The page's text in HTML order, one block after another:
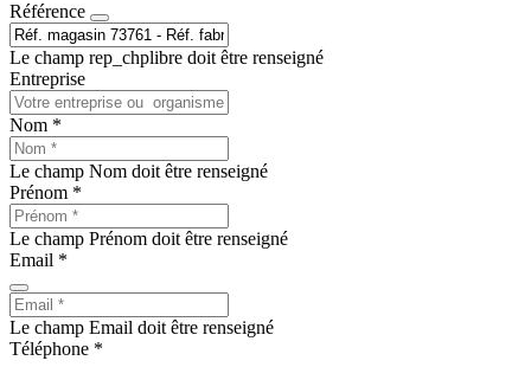
Référence
Le champ rep_chplibre doit être renseigné
Entreprise
Nom *
Le champ Nom doit être renseigné
Prénom *
Le champ Prénom doit être renseigné
Email *
Le champ Email doit être renseigné
Téléphone *